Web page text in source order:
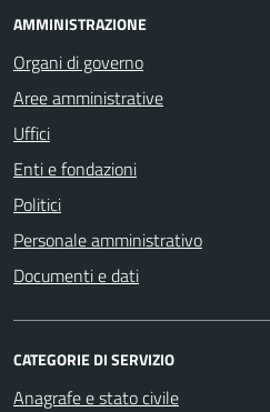
AMMINISTRAZIONE
Organi di governo
Aree amministrative
Uffici
Enti e fondazioni
Politici
Personale amministrativo
Documenti e dati
CATEGORIE DI SERVIZIO
Anagrafe e stato civile